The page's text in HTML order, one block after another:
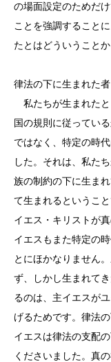
の場面設定のためだ
ことを強調すること
たとはどういうこと
律法の下に生まれた
私たちが生まれたと
国の規則に従ってい
ではなく、特定の時
した。それは、私た
族の制約の下に生ま
て生まれるというこ
イエス・キリストが
イエスもまた特定の
とにほかなりません
ず、しかし生まれて
るのは、主イエスが
げるためです。律法
イエスは律法の支配
くださいました。真